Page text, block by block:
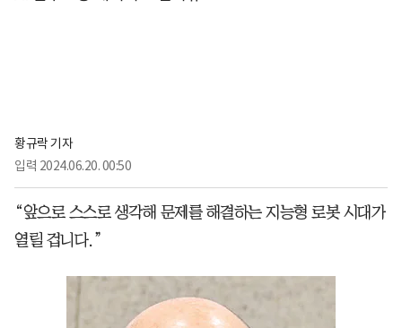
황규락 기자
입력 2024.06.20. 00:50
“앞으로 스스로 생각해 문제를 해결하는 지능형 로봇 시대가
열릴 겁니다.”